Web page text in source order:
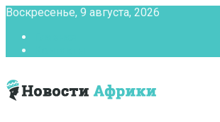
Воскресенье, 9 августа, 2026